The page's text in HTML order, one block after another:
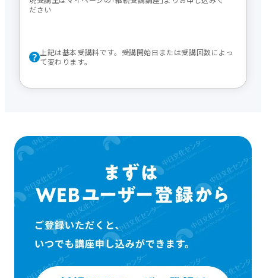
ださい
上記は基本受講料です。受講開始日または受講回数によっ
て変わります。